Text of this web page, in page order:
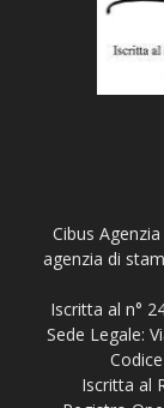
Cibus
agenzia di
Iscritta al n°
Sede Legale:
Iscritta al